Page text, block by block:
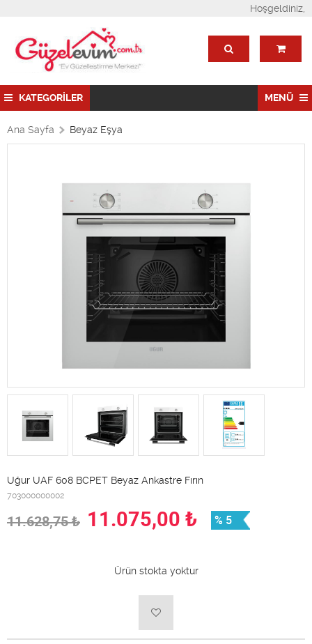
Hoşgeldiniz,
KATEGORİLER MENÜ
Ana Sayfa Beyaz Eşya
Uğur UAF 608 BCPET Beyaz Ankastre Fırın
703000000002
11.628,75₺ 11.075,00 ₺ % 5
Ürün stokta yoktur